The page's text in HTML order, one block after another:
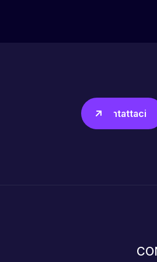
Contattaci